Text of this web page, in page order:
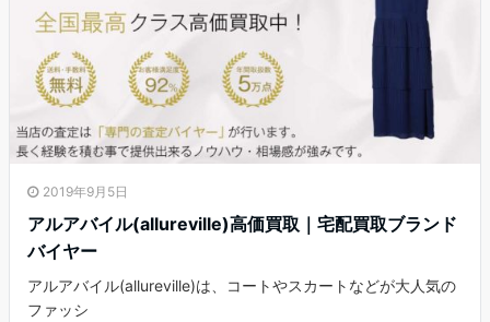
2019年9月5日
アルアバイル(allureville)高価買取｜宅配買取ブランド
バイヤー
アルアバイル(allureville)は、コートやスカートなどが大人気の
ファッシ